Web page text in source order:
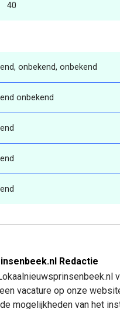
40
onbekend, onbekend
onbekend
Redactie
vacature op onze
mogelijkheden van het